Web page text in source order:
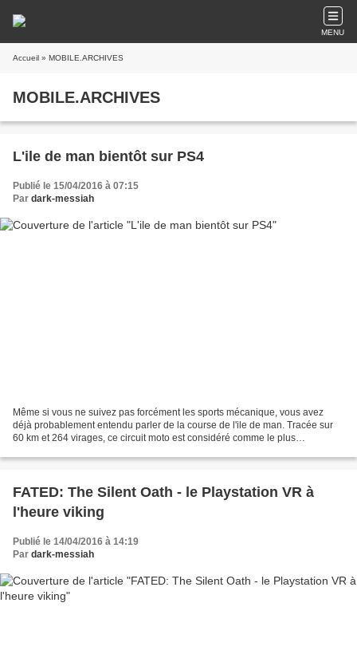
MENU
Accueil » MOBILE.ARCHIVES
MOBILE.ARCHIVES
L'ile de man bientôt sur PS4
Publié le 15/04/2016 à 07:15
Par dark-messiah
Même si vous ne suivez pas forcément les sports mécanique, vous avez
déjà probablement entendu parler de la course de l'ile de man. Tracée sur
60 km et 264 virages, ce circuit moto est considéré comme le plus
FATED: The Silent Oath - le Playstation VR à
l'heure viking
Publié le 14/04/2016 à 14:19
Par dark-messiah